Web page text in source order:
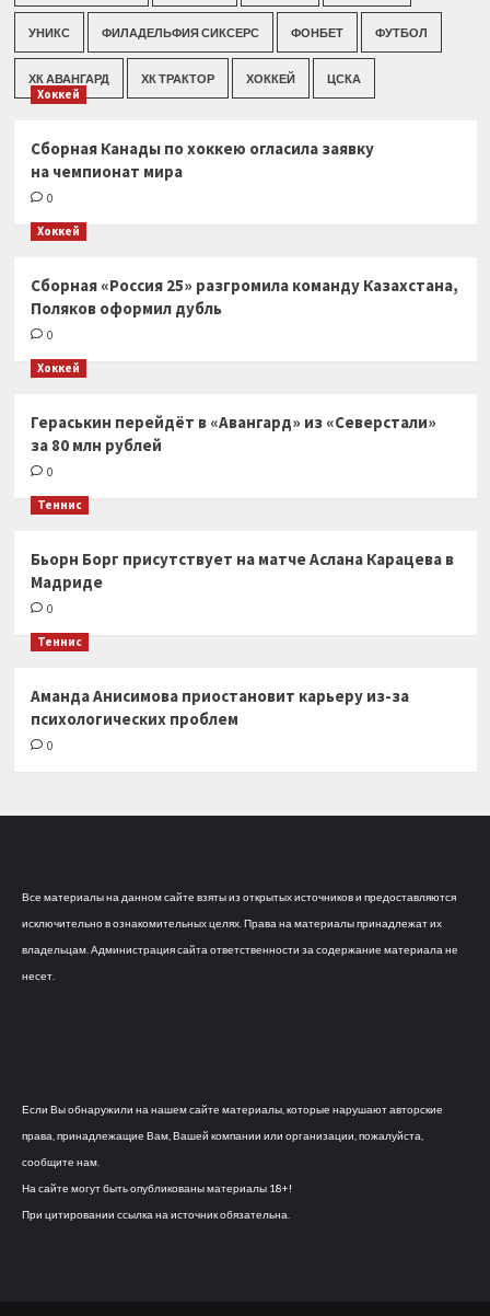
УНИКС ФИЛАДЕЛЬФИЯ СИКСЕРС ФОНБЕТ ФУТБОЛ
ХК АВАНГАРД ХК ТРАКТОР ХОККЕЙ ЦСКА
Хоккей
Сборная Канады по хоккею огласила заявку
на чемпионат мира
0
Хоккей
Сборная «Россия 25» разгромила команду Казахстана,
Поляков оформил дубль
0
Хоккей
Гераськин перейдёт в «Авангард» из «Северстали»
за 80 млн рублей
0
Теннис
Бьорн Борг присутствует на матче Аслана Карацева в
Мадриде
0
Теннис
Аманда Анисимова приостановит карьеру из-за
психологических проблем
0
Все материалы на данном сайте взяты из открытых источников и предоставляются
исключительно в ознакомительных целях. Права на материалы принадлежат их
владельцам. Администрация сайта ответственности за содержание материала не
несет.
Если Вы обнаружили на нашем сайте материалы, которые нарушают авторские
права, принадлежащие Вам, Вашей компании или организации, пожалуйста,
сообщите нам.
На сайте могут быть опубликованы материалы 18+!
При цитировании ссылка на источник обязательна.